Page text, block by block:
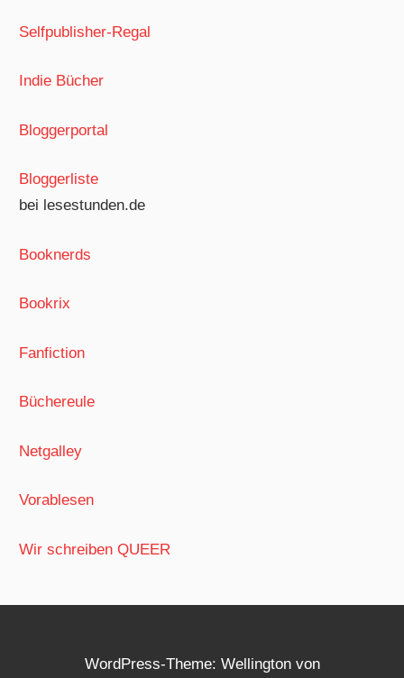
Selfpublisher-Regal
Indie Bücher
Bloggerportal
Bloggerliste
bei lesestunden.de
Booknerds
Bookrix
Fanfiction
Büchereule
Netgalley
Vorablesen
Wir schreiben QUEER
WordPress-Theme: Wellington von